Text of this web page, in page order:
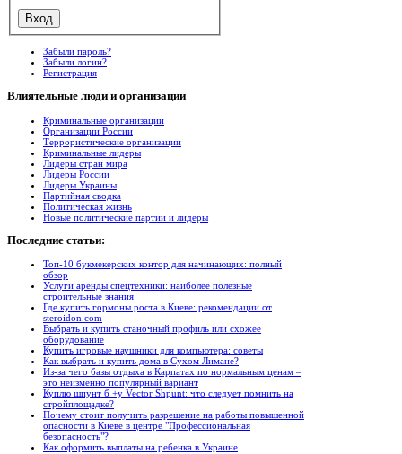
Забыли пароль?
Забыли логин?
Регистрация
Влиятельные люди и организации
Криминальные организации
Организации России
Террористические организации
Криминальные лидеры
Лидеры стран мира
Лидеры России
Лидеры Украины
Партийная сводка
Политическая жизнь
Новые политические партии и лидеры
Последние статьи:
Топ-10 букмекерских контор для начинающих: полный
обзор
Услуги аренды спецтехники: наиболее полезные
строительные знания
Где купить гормоны роста в Киеве: рекомендации от
steroidon.com
Выбрать и купить станочный профиль или схожее
оборудование
Купить игровые наушники для компьютера: советы
Как выбрать и купить дома в Сухом Лимане?
Из-за чего базы отдыха в Карпатах по нормальным ценам –
это неизменно популярный вариант
Куплю шпунт б +у Vector Shpunt: что следует помнить на
стройплощадке?
Почему стоит получить разрешение на работы повышенной
опасности в Киеве в центре "Профессиональная
безопасность"?
Как оформить выплаты на ребенка в Украине